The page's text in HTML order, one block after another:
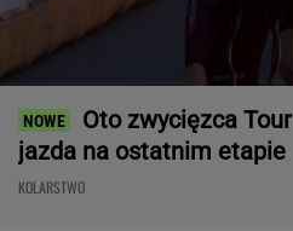
Oto zwycięzca
jazda na ostatnim etapie
KOLARSTWO